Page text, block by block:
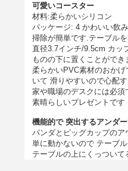
可愛いコースター
材料:柔らかいシリコン
パッケージ: 4 かわいい飲
掃除が簡単です.テーブル
直径3.7インチ/9.5cm カッ
ものの下に置くことができ
柔らかいPVC素材のおか
いて 滑りやすいので心配
家や職場のデスクには必
素晴らしいプレゼントです
機能的で 突出するアンダ
パンダとピッグカップの
単に動かないので テーブ
テーブルの上にくっついて